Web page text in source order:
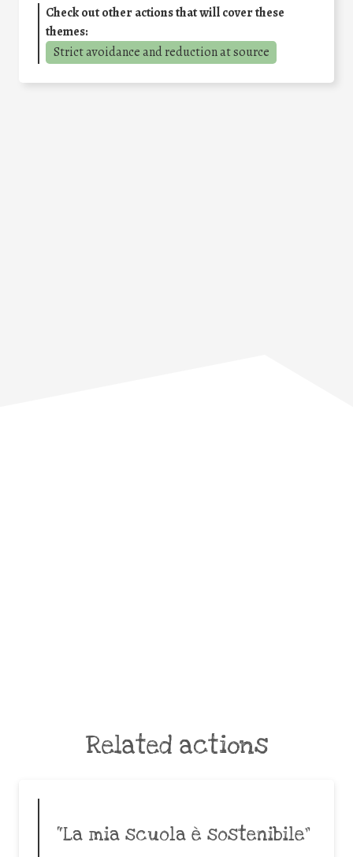
Check out other actions that will cover these
themes:
Strict avoidance and reduction at source
Related actions
“La mia scuola è sostenibile”